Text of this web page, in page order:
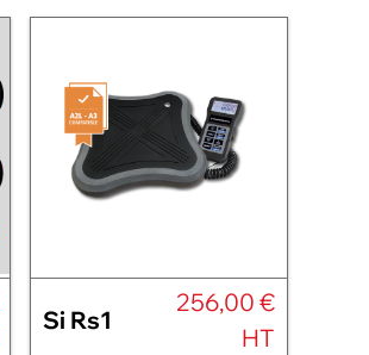
Si Rs1
256,00 €
HT